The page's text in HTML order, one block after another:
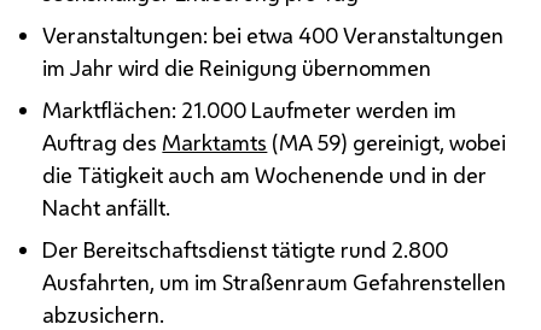
Veranstaltungen: bei etwa 400 Veranstaltungen
im Jahr wird die Reinigung übernommen
Marktflächen: 21.000 Laufmeter werden im
Auftrag des Marktamts (MA59) gereinigt, wobei
die Tätigkeit auch am Wochenende und in der
Nacht anfällt.
Der Bereitschaftsdienst tätigte rund 2.800
Ausfahrten, um im Straßenraum Gefahrenstellen
abzusichern.